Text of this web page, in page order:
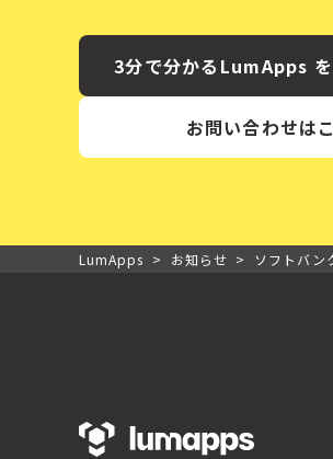
3分で分かるLumApps
お問い合わせは
LumApps > お知らせ > ソフトバン